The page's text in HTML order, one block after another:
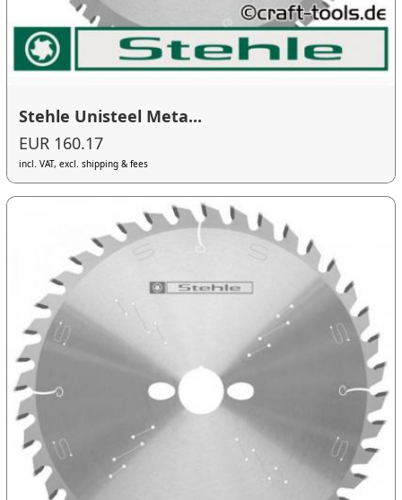
Stehle Unisteel Meta...
EUR 160.17
incl. VAT, excl. shipping & fees